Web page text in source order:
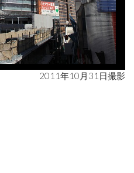
2011年10月31日撮影